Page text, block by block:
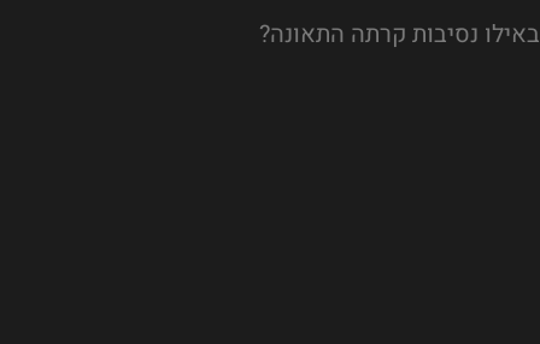
באילו נסיבות קרתה התאונה?